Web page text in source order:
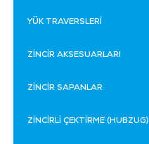
YÜK TRAVERSLERİ
ZİNCİR AKSESUARLARI
ZİNCİR SAPANLAR
ZİNCİRLİ ÇEKTİRME (HUBZUG)